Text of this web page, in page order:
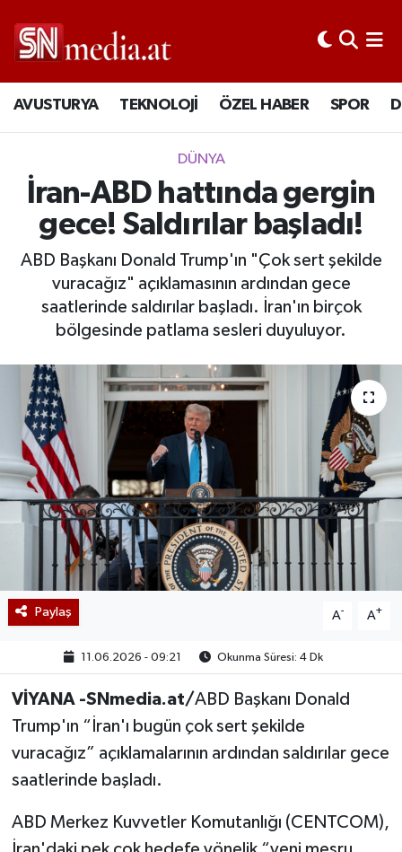
AVUSTURYA TEKNOLOJİ ÖZEL HABER SPOR
DÜNYA
İran-ABD hattında gergin
gece! Saldırılar başladı!
ABD Başkanı Donald Trump'ın "Çok sert şekilde
vuracağız" açıklamasının ardından gece
saatlerinde saldırılar başladı. İran'ın birçok
bölgesinde patlama sesleri duyuluyor.
Paylaş A- A+
11.06.2026 - 09:21 Okunma Süresi: 4 Dk
VİYANA -SNmedia.at/ABD Başkanı Donald
Trump'ın “İran'ı bugün çok sert şekilde
vuracağız” açıklamalarının ardından saldırılar gece
saatlerinde başladı.
ABD Merkez Kuvvetler Komutanlığı (CENTCOM),